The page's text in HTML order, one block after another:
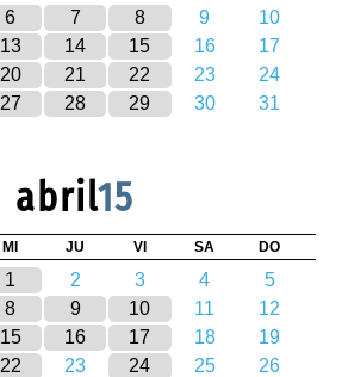
6 7 8 9
10
13 14 15 16
17
20 21 22 23
24
27 28 29 30 31
abril15
MI JU VI SA DO
1 2 3 4
5
8 9 10 11
12
15 16 17 18
19
22 23 24 25
26